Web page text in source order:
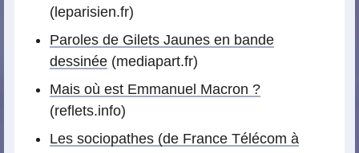
(leparisien.fr)
Paroles de Gilets Jaunes en bande
dessinée (mediapart.fr)
Mais où est Emmanuel Macron ?
(reflets.info)
Les sociopathes (de France Télécom à